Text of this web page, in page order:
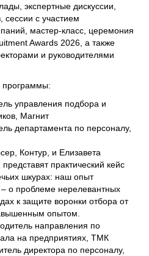
экспертные дискуссии,
сессии с участием
мастер-класс, церемония
Awards 2026, а также
и руководителями
программы:
управления подбора и
Магнит
департамента по персоналу,
Контур, и Елизавета
практический кейс
шкурах: наш опыт
о проблеме нерелевантных
к защите воронки отбора от
опытом.
направления по
на предприятиях, ТМК
директора по персоналу,